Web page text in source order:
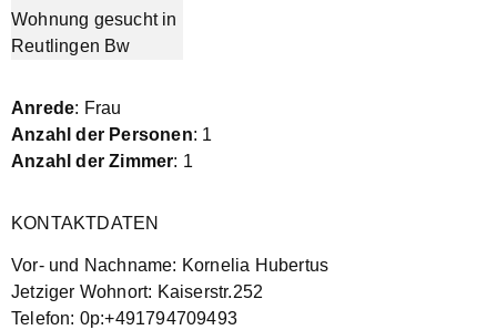
Anrede: Frau
Anzahl der Personen: 1
Anzahl der Zimmer: 1
KONTAKTDATEN
Vor- und Nachname: Kornelia Hubertus
Jetziger Wohnort: Kaiserstr.252
Telefon: 0p:+491794709493